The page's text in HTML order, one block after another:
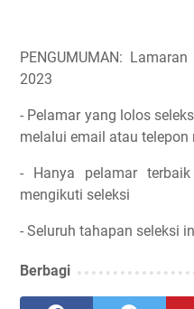
PENGUMUMAN:
2023
- Pelamar yang lolos
melalui email atau telepon
- Hanya pelamar
mengikuti seleksi
- Seluruh tahapan seleksi
Berbagi